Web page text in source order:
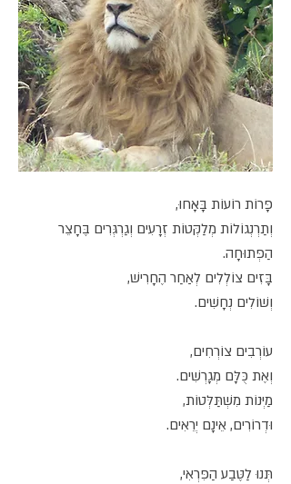
פָּרוֹת רוֹעוֹת בָּאָחוּ,
וְתַרְנְגוֹלוֹת מְלַקְּטוֹת זְרָעִים וְגַרְגְּרִים בֶּחָצֵר
הַפְּתוּחָה.
בָּזִים צוֹלְלִים לְאַחַר הֶחָרִישׁ,
וְשׁוֹלִים נְחָשִׁים.
עוֹרְבִים צוֹרְחִים,
וְאֶת כֻּלָּם מְגָרְשִׁים.
מַיְּנוֹת מִשְׁתַּלְּטוֹת,
וּדְרוֹרִים, אֵינָם יְרֵאִים.
תְּנוּ לַטֶּבַע הַפִּרְאִי,